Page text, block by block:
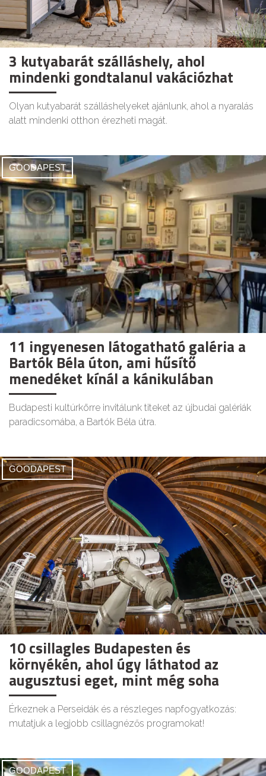
3 kutyabarát szálláshely, ahol
mindenki gondtalanul vakációzhat
Olyan kutyabarát szálláshelyeket ajánlunk, ahol a nyaralás
alatt mindenki otthon érezheti magát.
GOODAPEST
11 ingyenesen látogatható galéria a
Bartók Béla úton, ami hűsítő
menedéket kínál a kánikulában
Budapesti kultúrkörre invitálunk titeket az újbudai galériák
paradicsomába, a Bartók Béla útra.
GOODAPEST
10 csillagles Budapesten és
környékén, ahol úgy láthatod az
augusztusi eget, mint még soha
Érkeznek a Perseidák és a részleges napfogyatkozás:
mutatjuk a legjobb csillagnézős programokat!
GOODAPEST